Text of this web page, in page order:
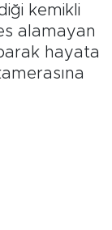
kemikli
alamayan
hayata